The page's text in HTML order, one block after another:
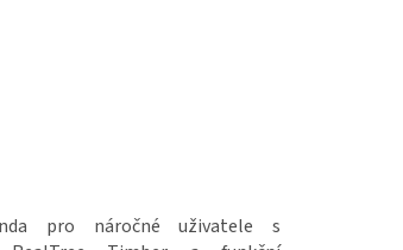
pro náročné uživatele s